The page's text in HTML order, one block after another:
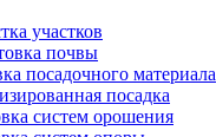
участков
почвы
посадочного материала
посадка
систем орошения